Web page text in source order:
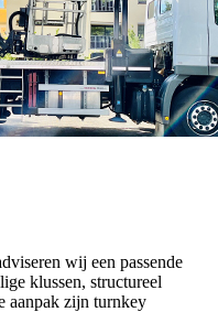
wij een passende
klussen, structureel
aanpak zijn turnkey